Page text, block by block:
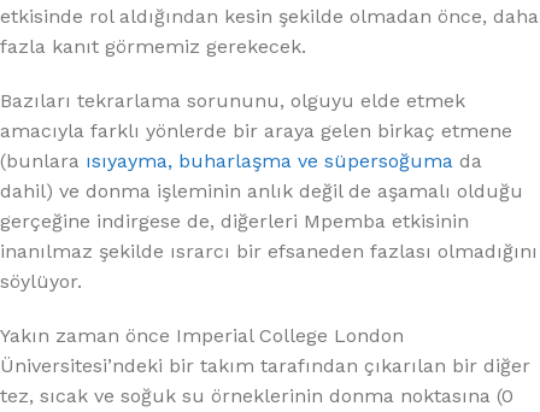
etkisinde rol aldığından kesin şekilde olmadan önce, daha
fazla kanıt görmemiz gerekecek.
Bazıları tekrarlama sorununu, olguyu elde etmek
amacıyla farklı yönlerde bir araya gelen birkaç etmene
(bunlara ısıyayma, buharlaşma ve süpersoğuma da
dahil) ve donma işleminin anlık değil de aşamalı olduğu
gerçeğine indirgese de, diğerleri Mpemba etkisinin
inanılmaz şekilde ısrarcı bir efsaneden fazlası olmadığını
söylüyor.
Yakın zaman önce Imperial College London
Üniversitesi’ndeki bir takım tarafından çıkarılan bir diğer
tez, sıcak ve soğuk su örneklerinin donma noktasına (0